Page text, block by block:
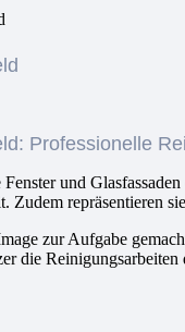
Professionelle
und
Zudem repräsentieren
zur Aufgabe
die